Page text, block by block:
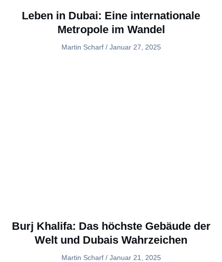
Leben in Dubai: Eine internationale
Metropole im Wandel
Martin Scharf Januar 27, 2025
Burj Khalifa: Das höchste Gebäude der
Welt und Dubais Wahrzeichen
Martin Scharf Januar 21, 2025